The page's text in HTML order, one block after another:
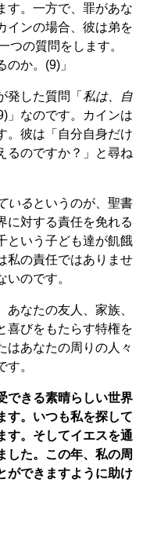
す。一方で、罪があな
インの場合、彼は弟を
つの質問をします。
のか。(9)」
発した質問「 私は、自
」なのです。カインは
。彼は「自分自身だけ
るのですか？」と尋ね
いるというのが、聖書
に対する責任を免れる
という子ども達が飢餓
私の責任ではありませ
のです。
なたの友人、家族、
喜びをもたらす特権を
はあなたの周りの人々
。
できる素晴らしい世界
す。いつも私を探して
す。そしてイエスを通
した。この年、私の周
ができますように助け